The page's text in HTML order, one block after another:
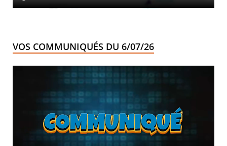
VOS COMMUNIQUÉS DU 6/07/26